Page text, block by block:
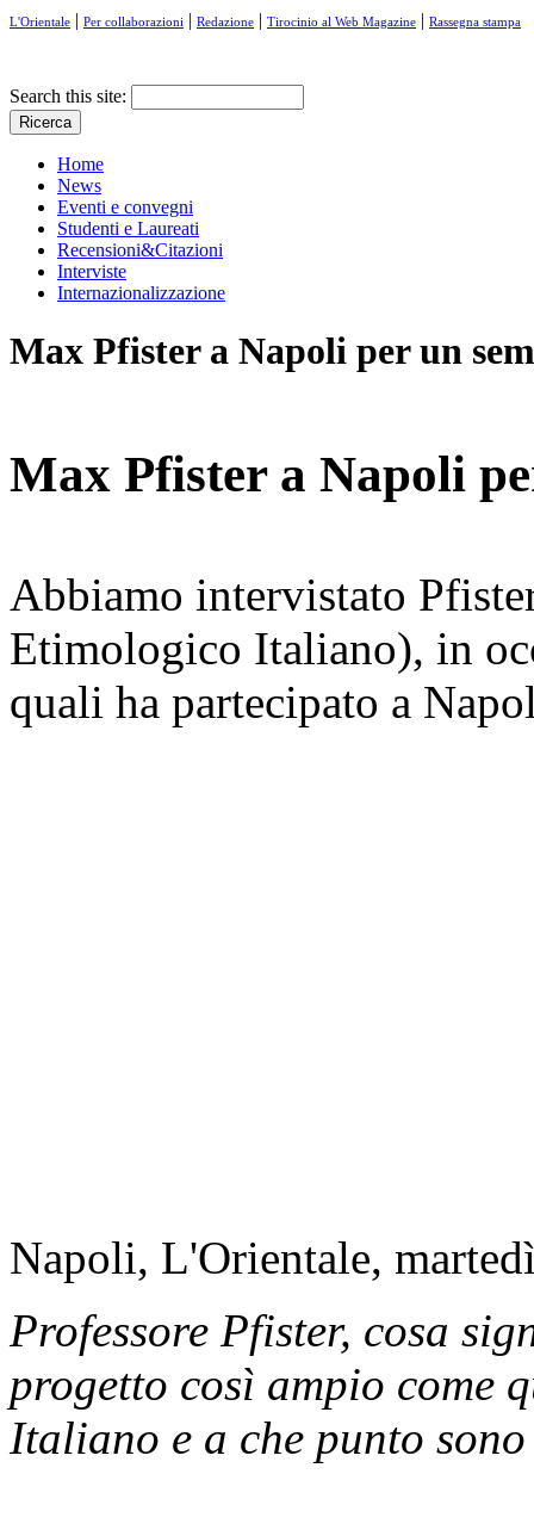
L'Orientale | Per collaborazioni | Redazione | Tirocinio al Web Magazine | Rassegna stampa
Search this site:
Home
News
Eventi e convegni
Studenti e Laureati
Recensioni&Citazioni
Interviste
Internazionalizzazione
Max Pfister a Napoli per un
Max Pfister a Napoli
Abbiamo intervistato
Etimologico Italiano), in
quali ha partecipato a
Napoli, L'Orientale,
Professore Pfister, cosa
progetto così ampio come
Italiano e a che punto